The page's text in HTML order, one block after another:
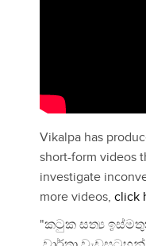
Vikalpa has
short-form videos
investigate
more videos, click
"කටුක සත්‍ය